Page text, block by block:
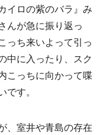
イロの紫のバラ』み
んが急に振り返っ
っち来いよって引っ
中に入ったり、スク
こっちに向かって喋
です。
、室井や青島の存在